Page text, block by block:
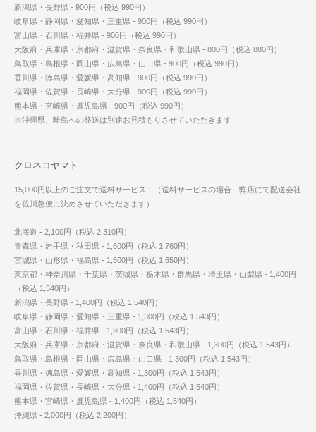
新潟県・長野県 - 900円（税込 990円）
岐阜県・静岡県・愛知県・三重県 - 900円（税込 990円）
富山県・石川県・福井県 - 900円（税込 990円）
大阪府・兵庫県・京都府・滋賀県・奈良県・和歌山県 - 800円（税込 880円）
鳥取県・島根県・岡山県・広島県・山口県 - 900円（税込 990円）
香川県・徳島県・愛媛県・高知県 - 900円（税込 990円）
福岡県・佐賀県・長崎県・大分県 - 900円（税込 990円）
熊本県・宮崎県・鹿児島県 - 900円（税込 990円）
※沖縄県、離島への発送は別途お見積もりさせていただきます
クロネコヤマト
15,000円以上のご注文で送料サービス！（送料サービスの場合、弊店にて配送会社
を佐川急便に決めさせていただきます）
北海道 - 2,100円（税込 2,310円）
青森県・岩手県・秋田県 - 1,600円（税込 1,760円）
宮城県・山形県・福島県 - 1,500円（税込 1,650円）
東京都・神奈川県・千葉県・茨城県・栃木県・群馬県・埼玉県・山梨県 - 1,400円
（税込 1,540円）
新潟県・長野県 - 1,400円（税込 1,540円）
岐阜県・静岡県・愛知県・三重県 - 1,300円（税込 1,543円）
富山県・石川県・福井県 - 1,300円（税込 1,543円）
大阪府・兵庫県・京都府・滋賀県・奈良県・和歌山県 - 1,300円（税込 1,543円）
鳥取県・島根県・岡山県・広島県・山口県 - 1,300円（税込 1,543円）
香川県・徳島県・愛媛県・高知県 - 1,300円（税込 1,543円）
福岡県・佐賀県・長崎県・大分県 - 1,400円（税込 1,540円）
熊本県・宮崎県・鹿児島県 - 1,400円（税込 1,540円）
沖縄県 - 2,000円（税込 2,200円）